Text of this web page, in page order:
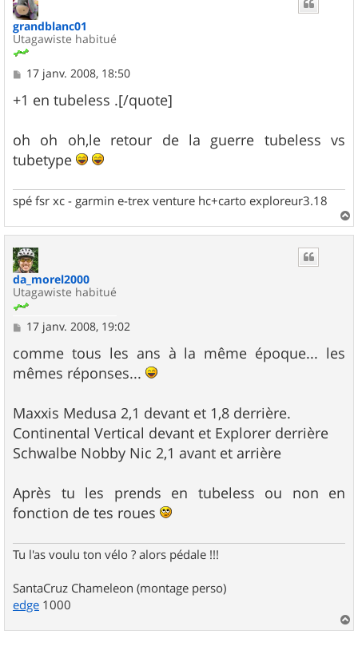
grandblanc01
Utagawiste habitué
M
s
s
g
e
17 janv. 2008, 18:50
+1 en tubeless .[/quote]
oh oh oh,le retour de la guerre tubeless vs
tubetype
spé fsr xc - garmin e-trex venture hc+carto exploreur3.18
a
da_morel2000
Utagawiste habitué
M
s
s
a
17 janv. 2008, 19:02
comme tous les ans à la même époque... les
mêmes réponses...
Maxxis Medusa 2,1 devant et 1,8 derrière.
Continental Vertical devant et Explorer derrière
Schwalbe Nobby Nic 2,1 avant et arrière
Après tu les prends en tubeless ou non en
fonction de tes roues
Tu l'as voulu ton vélo ? alors pédale !!!
SantaCruz Chameleon (montage perso)
edge 1000
a